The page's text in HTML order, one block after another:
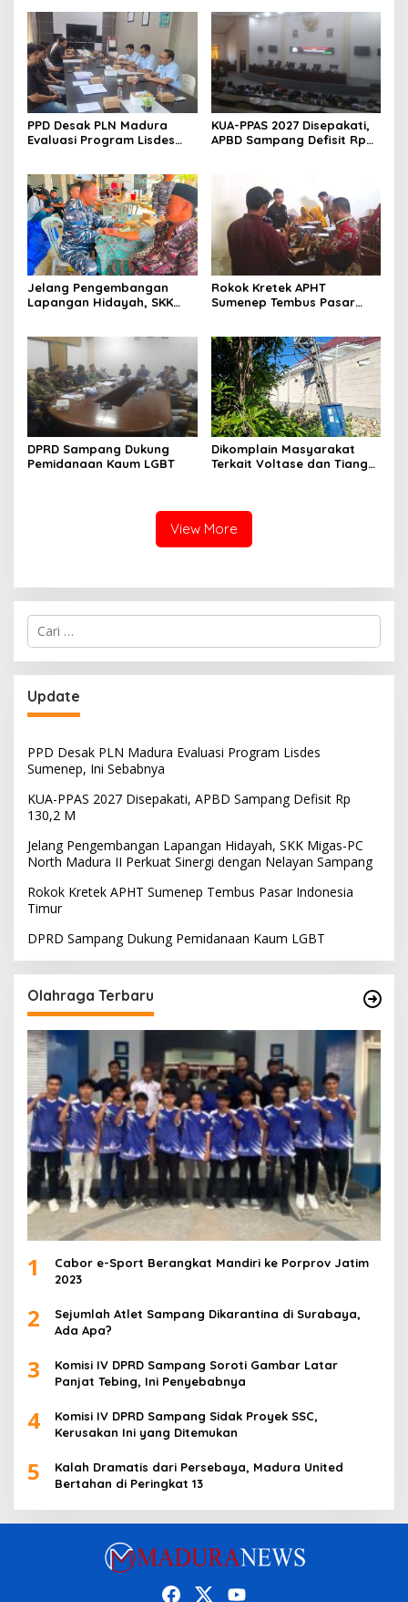
PPD Desak PLN Madura
Evaluasi Program Lisdes
KUA-PPAS 2027 Disepakati,
APBD Sampang Defisit Rp
Jelang Pengembangan
Lapangan Hidayah, SKK
Nelayan Sampang
Rokok Kretek APHT
Sumenep Tembus Pasar
DPRD Sampang Dukung
Pemidanaan Kaum LGBT
Dikomplain Masyarakat
Terkait Voltase dan Tiang
View More
Cari
untuk:
Update
PPD Desak PLN Madura Evaluasi Program Lisdes
Sumenep, Ini Sebabnya
KUA-PPAS 2027 Disepakati, APBD Sampang Defisit Rp
130,2 M
Jelang Pengembangan Lapangan Hidayah, SKK Migas-PC
North Madura II Perkuat Sinergi dengan Nelayan Sampang
Rokok Kretek APHT Sumenep Tembus Pasar Indonesia
Timur
DPRD Sampang Dukung Pemidanaan Kaum LGBT
Olahraga Terbaru
1
Cabor e-Sport Berangkat Mandiri ke Porprov Jatim
2023
2
Sejumlah Atlet Sampang Dikarantina di Surabaya,
Ada Apa?
3
Komisi IV DPRD Sampang Soroti Gambar Latar
Panjat Tebing, Ini Penyebabnya
4
Komisi IV DPRD Sampang Sidak Proyek SSC,
Kerusakan Ini yang Ditemukan
5
Kalah Dramatis dari Persebaya, Madura United
Bertahan di Peringkat 13